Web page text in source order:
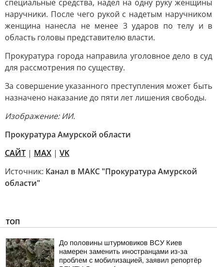
специальные средства, надел на одну руку женщины
наручники. После чего рукой с надетым наручником
женщина нанесла не менее 3 ударов по телу и в
область головы представителю власти.
Прокуратура города направила уголовное дело в суд
для рассмотрения по существу.
За совершение указанного преступления может быть
назначено наказание до пяти лет лишения свободы.
Изображение: ИИ.
Прокуратура Амурской области
САЙТ | MAX | VK
Источник: Канал в МАКС "Прокуратура Амурской
области"
ТОП
До половины штурмовиков ВСУ Киев
намерен заменить иностранцами из-за
проблем с мобилизацией, заявил репортёр